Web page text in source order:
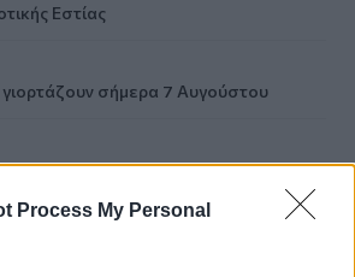
Process My Personal
Εστίας
γιορτάζουν σήμερα 7 Αυγούστου
Ηρακλείου: Σήμερα οι